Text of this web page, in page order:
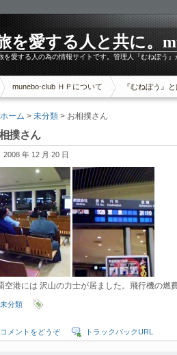
を愛する人と共に。
を愛する人の為の情報サイトです。管理人『むねぼう』
munebo-club ＨＰについて 『むねぼう』
ホーム > 未分類 > お相撲さん
撲さん
2008 年 12 月 20 日
空港には 沢山の力士が居ました。飛行機の燃
未分類
コメントをどうぞ トラックバックURL